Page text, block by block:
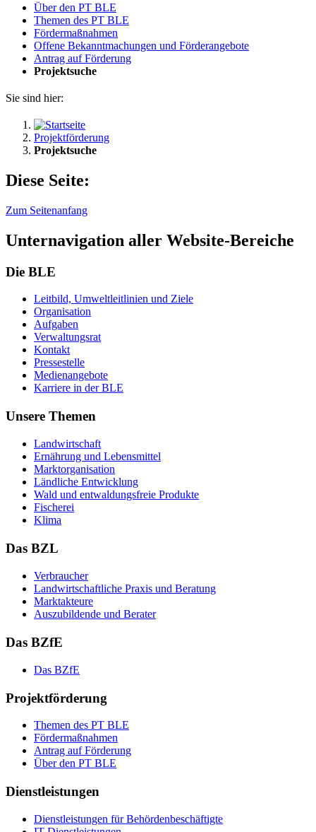
Über den PT BLE
The­men des PT BLE
För­der­maß­nah­men
Of­fe­ne Be­kannt­ma­chun­gen und För­der­an­ge­bo­te
An­trag auf För­de­rung
Pro­jekt­su­che
Sie sind hier:
Projektförderung
Projektsuche
Diese Seite:
Zum Seitenanfang
Unternavigation aller Website-Bereiche
Die BLE
Leit­bild, Um­welt­leit­li­ni­en und Zie­le
Or­ga­ni­sa­ti­on
Auf­ga­ben
Ver­wal­tungs­rat
Kon­takt
Pres­se­stel­le
Me­di­en­an­ge­bo­te
Kar­rie­re in der BLE
Unsere Themen
Land­wirt­schaft
Er­näh­rung und Le­bens­mit­tel
Markt­or­ga­ni­sa­ti­on
Länd­li­che Ent­wick­lung
Wald und ent­wal­dungs­freie Pro­duk­te
Fi­sche­rei
Kli­ma
Das BZL
Ver­brau­cher
Land­wirtschaft­liche Pra­xis und Be­ra­tung
Mark­tak­teu­re
Aus­zu­bil­den­de und Be­ra­ter
Das BZfE
Das BZ­fE
Projektförderung
The­men des PT BLE
För­der­maß­nah­men
An­trag auf För­de­rung
Über den PT BLE
Dienstleistungen
Dienst­leis­tun­gen für Be­hör­den­be­schäf­tig­te